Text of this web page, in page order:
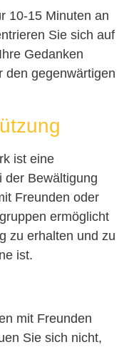
10-15 Minuten an
Sie sich auf
Gedanken
den gegenwärtigen
ist eine
der Bewältigung
Freunden oder
ermöglicht
zu erhalten und zu
ist.
mit Freunden
Sie sich nicht,